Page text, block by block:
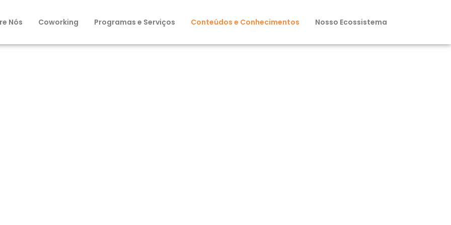
Nós Coworking Programas e Serviços Conteúdos e Conhecimentos Nosso Ecossistema